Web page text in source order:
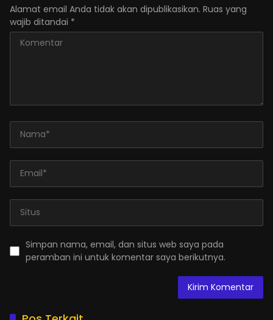
Alamat email Anda tidak akan dipublikasikan. Ruas yang
wajib ditandai *
Simpan nama, email, dan situs web saya pada
peramban ini untuk komentar saya berikutnya.